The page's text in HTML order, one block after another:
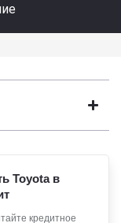
сайта,
для контакта,
понимаются
Общество
использованием
Toyota в
кредитное